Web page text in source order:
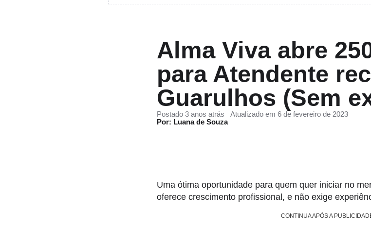
Alma Viva abre
para Atendente
Guarulhos (Sem
Postado 3 anos atrás
Atualizado em 6 de fevereiro de 2023
Por: Luana de Souza
Uma ótima oportunidade para quem quer iniciar no
oferece crescimento profissional, e não exige
CONTINUA APÓS A